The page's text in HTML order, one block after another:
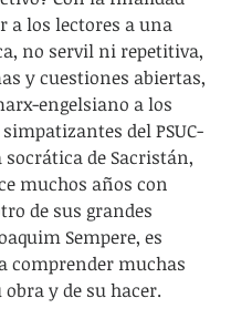
a los lectores a una
no servil ni repetitiva,
y cuestiones abiertas,
engelsiano a los
del PSUC-
socrática de Sacristán,
muchos años con
de sus grandes
Sempere, es
comprender muchas
y de su hacer.